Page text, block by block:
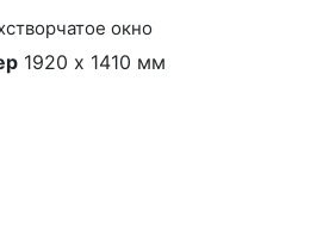
окно
1920 х 1410 мм